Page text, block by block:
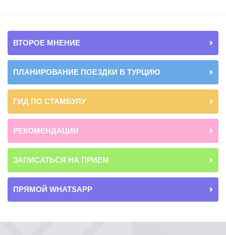
ВТОРОЕ МНЕНИЕ
ПЛАНИРОВАНИЕ ПОЕЗДКИ В ТУРЦИЮ
ГИД ПО СТАМБУЛУ
РЕКОМЕНДАЦИИ
ЗАПИСАТЬСЯ НА ПРИЕМ
ПРЯМОЙ WHATSAPP